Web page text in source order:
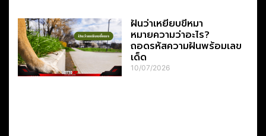
ฝันว่าเหยียบขี้หมา
หมายความว่าอะไร?
ถอดรหัสความฝันพร้อมเลข
เด็ด
10/07/2026